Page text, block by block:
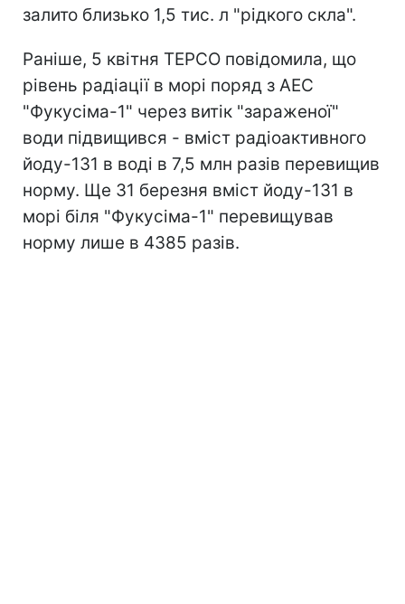
залито близько 1,5 тис. л "рідкого скла".
Раніше, 5 квітня TEPCO повідомила, що
рівень радіації в морі поряд з АЕС
"Фукусіма-1" через витік "зараженої"
води підвищився - вміст радіоактивного
йоду-131 в воді в 7,5 млн разів перевищив
норму. Ще 31 березня вміст йоду-131 в
морі біля "Фукусіма-1" перевищував
норму лише в 4385 разів.